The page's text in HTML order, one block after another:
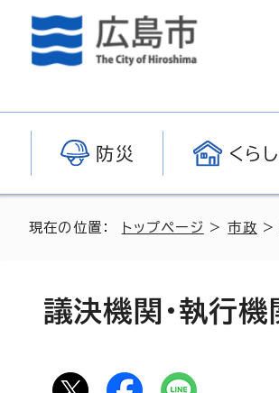
防災 くら
現在の位置： トップページ >市政
議決機関・執行